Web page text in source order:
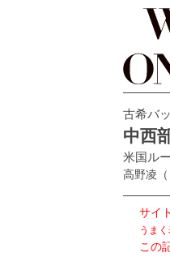
古希バ
中西
米国ル
高野凌
サイ
うま
この